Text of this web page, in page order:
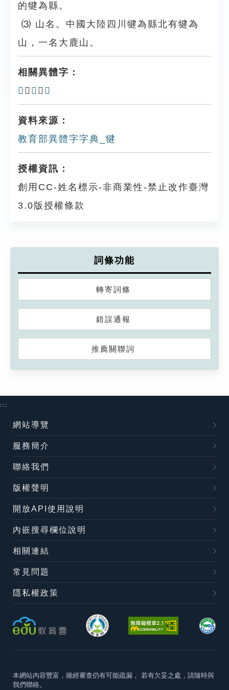
的犍為縣。
⑶ 山名。中國大陸四川犍為縣北有犍為
山，一名大鹿山。
相關異體字：
𤚳 、 㸫 、 㹇
資料來源：
教育部異體字字典_犍
授權資訊：
創用CC-姓名標示-非商業性-禁止改作臺灣
3.0版授權條款
詞條功能
轉寄詞條
錯誤通報
推薦關聯詞
:::
網站導覽
服務簡介
聯絡我們
版權聲明
開放API使用說明
內嵌搜尋欄位說明
相關連結
常見問題
隱私權政策
本網站內容豐富，雖經審查仍有可能疏漏， 若有欠妥之處，請隨時與
我們聯絡。